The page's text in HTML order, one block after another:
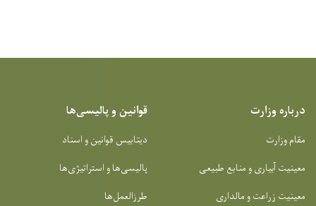
درباره وزارت
مقام وزارت
معینیت آبیاری و منابع طبیعی
معینیت زراعت و مالداری
قوانین و پالیسی‌ها
دیتابیس قوانین و اسناد
پالیسی‌ها و استراتیژی‌ها
طرزالعمل‌ها